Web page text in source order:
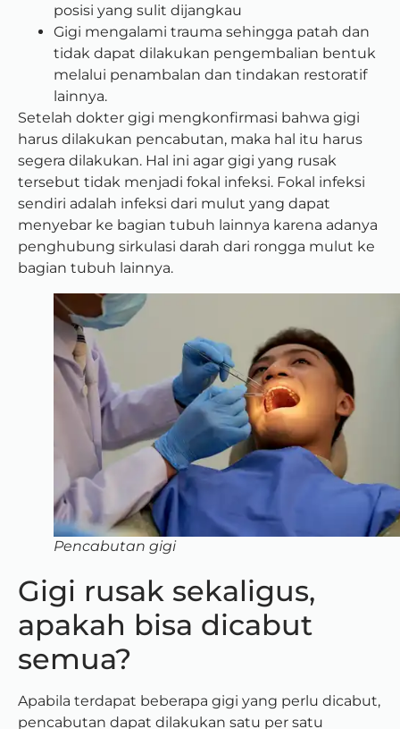
posisi yang sulit dijangkau
Gigi mengalami trauma sehingga patah dan
tidak dapat dilakukan pengembalian bentuk
melalui penambalan dan tindakan restoratif
lainnya.
Setelah dokter gigi mengkonfirmasi bahwa gigi
harus dilakukan pencabutan, maka hal itu harus
segera dilakukan. Hal ini agar gigi yang rusak
tersebut tidak menjadi fokal infeksi. Fokal infeksi
sendiri adalah infeksi dari mulut yang dapat
menyebar ke bagian tubuh lainnya karena adanya
penghubung sirkulasi darah dari rongga mulut ke
bagian tubuh lainnya.
Pencabutan gigi
Gigi rusak sekaligus,
apakah bisa dicabut
semua?
Apabila terdapat beberapa gigi yang perlu dicabut,
pencabutan dapat dilakukan satu per satu